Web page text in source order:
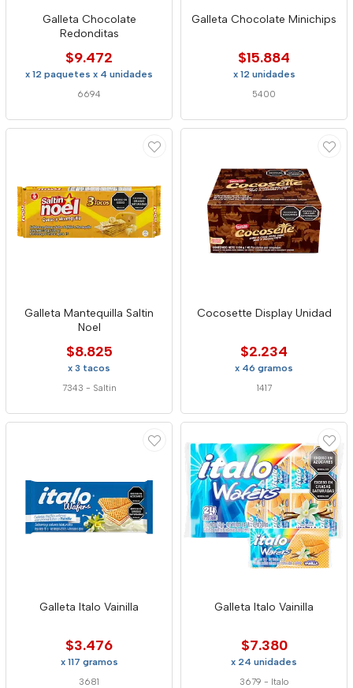
Galleta Chocolate
Redonditas
$9.472
x 12 paquetes x 4 unidades
6694
Galleta Chocolate Minichips
$15.884
x 12 unidades
5400
Galleta Mantequilla Saltin
Noel
$8.825
x 3 tacos
7343 - Saltin
Cocosette Display Unidad
$2.234
x 46 gramos
1417
Galleta Italo Vainilla
$3.476
x 117 gramos
3681
Galleta Italo Vainilla
$7.380
x 24 unidades
3679 - Italo